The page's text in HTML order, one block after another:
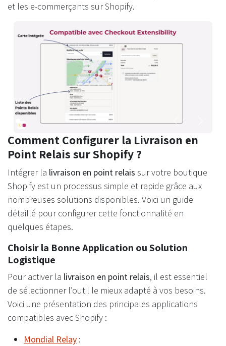
et les e-commerçants sur Shopify.
Précédent
Comment Configurer la Livraison en
Point Relais sur Shopify ?
Intégrer la livraison en point relais sur votre boutique
Shopify est un processus simple et rapide grâce aux
nombreuses solutions disponibles. Voici un guide
détaillé pour configurer cette fonctionnalité en
quelques étapes.
Choisir la Bonne Application ou Solution
Logistique
Pour activer la livraison en point relais, il est essentiel
de sélectionner l’outil le mieux adapté à vos besoins.
Voici une présentation des principales applications
compatibles avec Shopify :
Mondial Relay :